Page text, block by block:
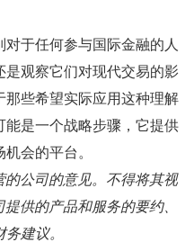
于任何参与国际金融的人
观察它们对现代交易的影
那些希望实际应用这种理解
能是一个战略步骤，它提供
会的平台。
的公司的意见。不得将其视
供的产品和服务的要约、
建议。